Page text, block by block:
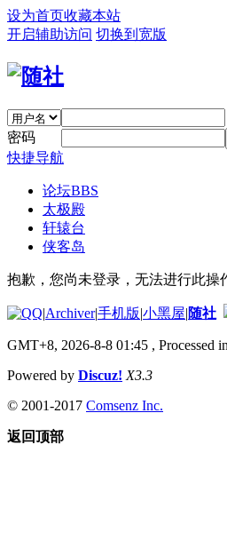
设为首页收藏本站
开启辅助访问 切换到宽版
密码
快捷导航
论坛BBS
太极殿
轩辕台
侠客岛
抱歉，您尚未登录，无法进行此操
|Archiver|手机版|小黑屋|随社
GMT+8, 2026-8-8 01:45 , Processed
Powered by Discuz! X3.3
© 2001-2017 Comsenz Inc.
返回顶部